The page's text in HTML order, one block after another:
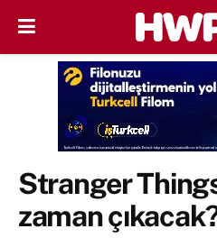
Stranger
zaman